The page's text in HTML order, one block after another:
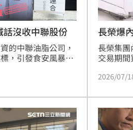
地中海熱到像溫泉 23:53
20:31
15:27
直播
頂奢大道」逐漸成形 12:00
千萬頭獎超「爸」氣 12:00
沒收中聯股份
的中聯油脂公司，
，引發食安風暴。
會依法調查處分。
中聯油脂股份，並
，應調查泰山、福
交易。
長榮爆
長榮集
交易期
個月，引
2026/07/